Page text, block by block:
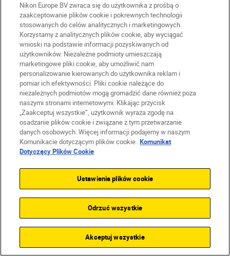
Dane techniczne
Typ
Lustrzanka cyfrowa
Mocowanie
obiektywu
autofokusa za pośrednictwem
bagnetu i styków AF)
Matryca
FX, 35,9 x 23,9 mm, typu CMOS
Nikon Europe BV zwraca się do użytkownika z prośbą o
zaakceptowanie plików cookie i pokrewnych technologii
stosowanych do celów analitycznych i marketingowych.
Korzystamy z analitycznych plików cookie, aby wyciągać
wnioski na podstawie informacji pozyskiwanych od
użytkowników. Niezależne podmioty umieszczają
marketingowe pliki cookie, aby umożliwić nam
personalizowanie kierowanych do użytkownika reklam i
pomiar ich efektywności. Pliki cookie należące do
niezależnych podmiotów mogą gromadzić dane również poza
naszymi stronami internetowymi. Klikając przycisk
„Zaakceptuj wszystkie”, użytkownik wyraża zgodę na
osadzanie plików cookie i związane z tym przetwarzanie
danych osobowych. Więcej informacji podajemy w naszym
Komunikacie dotyczącym plików cookie. Komunikat
Dotyczący Plików Cookie
Ustawienia plików cookie
Odrzuć wszystkie
Akceptuj wszystkie